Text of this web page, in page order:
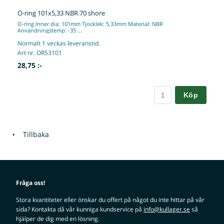
O-ring 101x5,33 NBR 70 shore
O-ring Inner dia: 101mm Tjocklek: 5,33mm Material: NBR
Användningstemp: -35 ...
Normalt 1 veckas leveranstid.
Art nr. OR53101
28,75 :-
Köp
Tillbaka
Fråga oss!
Stora kvantiteter eller önskar du offert på något du inte hittar på vår
sida? Kontakta då vår kunniga kundservice på info@kullager.seså
hjälper de dig med en lösning.